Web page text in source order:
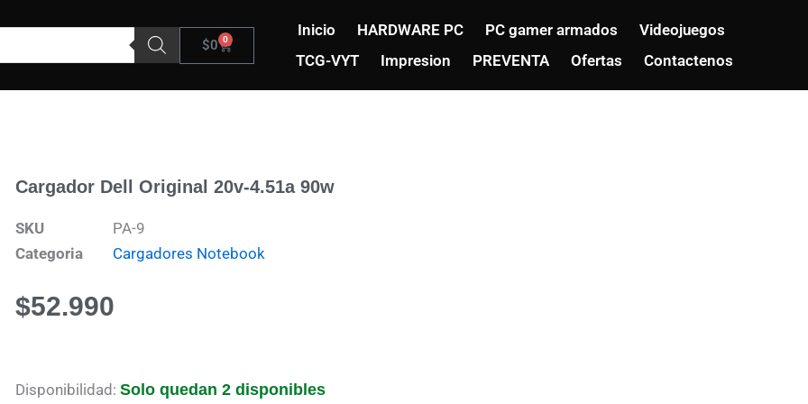
$0 0
Carrito
Inicio HARDWARE PC PC gamer armados
Videojuegos
TCG-VYT
Impresion PREVENTA Ofertas Contactenos
Cargador Dell Original 20v-4.51a 90w
SKU
PA-9
Categoria
Cargadores Notebook
$52.990
Disponibilidad: Solo quedan 2 disponibles
Cargador